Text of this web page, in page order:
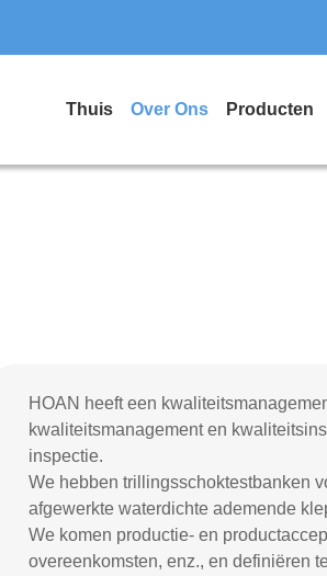
Thuis Over Ons Producten
HOAN heeft een
kwaliteitsmanagement en
inspectie.
We hebben trillingsschoktestbanken
afgewerkte waterdichte ademende
We komen productie- en
overeenkomsten, enz., en definiëren